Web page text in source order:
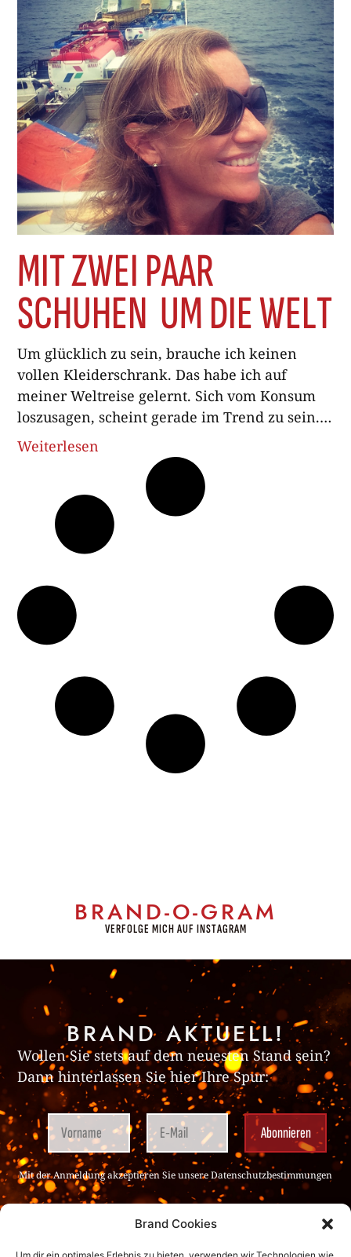
Brand Cookies
MIT ZWEI PAAR
SCHUHEN UM DIE WELT
Um glücklich zu sein, brauche ich keinen
vollen Kleiderschrank. Das habe ich auf
meiner Weltreise gelernt. Sich vom Konsum
loszusagen, scheint gerade im Trend zu sein.
Es werden Workshops angeboten, um zu
lernen, wie man sich dem
Kaufrausch entzieht. Journalisten verzichten
heroisch ein Jahr lang auf Konsum,
um über diesen Selbstversuch zu berichten.
Verzicht ist hip. Mir dagegen ist es einfach so
Weiterlesen
BRAND-O-GRAM
VERFOLGE MICH AUF INSTAGRAM
BRAND AKTUELL!
Wollen Sie stets auf dem neuesten Stand sein?
Dann hinterlassen Sie hier Ihre Spur:
Mit der Anmeldung akzeptieren Sie unsereDatenschutz­bestimmungen